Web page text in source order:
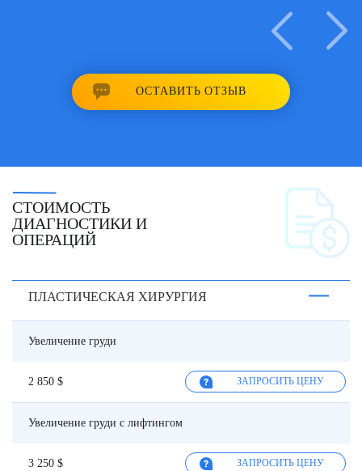
ОСТАВИТЬ ОТЗЫВ
СТОИМОСТЬ
ДИАГНОСТИКИ И
ОПЕРАЦИЙ
ПЛАСТИЧЕСКАЯ ХИРУРГИЯ
Увеличение груди
2 850 $ ЗАПРОСИТЬ ЦЕНУ
Увеличение груди с лифтингом
3 250 $ ЗАПРОСИТЬ ЦЕНУ